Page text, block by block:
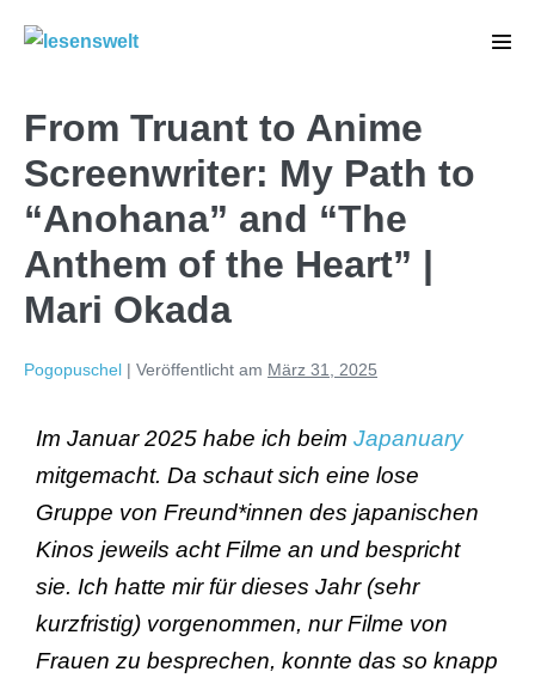
From Truant to Anime
Screenwriter: My Path to
“Anohana” and “The
Anthem of the Heart” |
Mari Okada
Pogopuschel | Veröffentlicht am März 31, 2025
Im Januar 2025 habe ich beim Japanuary
mitgemacht. Da schaut sich eine lose
Gruppe von Freund*innen des japanischen
Kinos jeweils acht Filme an und bespricht
sie. Ich hatte mir für dieses Jahr (sehr
kurzfristig) vorgenommen, nur Filme von
Frauen zu besprechen, konnte das so knapp